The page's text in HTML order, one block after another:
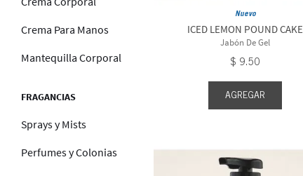
Crema Para Manos
Mantequilla Corporal
FRAGANCIAS
Sprays y Mists
Perfumes y Colonias
Nuevo
ICED LEMON POUND CAKE
Jabón De Gel
$ 9.50
AGREGAR